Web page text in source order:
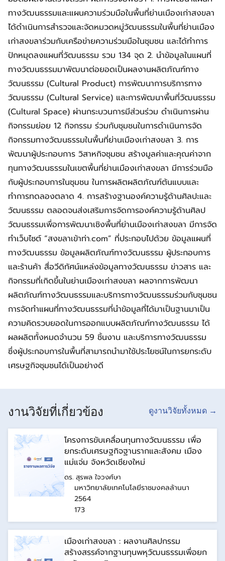
ทางวัฒนธรรมและแผนความร่วมมือในพื้นที่ย่านเมืองเก่าสงขลา
ได้ดำเนินการสำรวจและจัดหมวดหมู่วัฒนธรรมในพื้นที่ย่านเมือง
เก่าสงขลาร่วมกับเครือข่ายความร่วมมือในชุมชน และได้ทำการ
ปักหมุดลงแผนที่วัฒนธรรม รวม 134 จุด 2. นำข้อมูลในแผนที่
ทางวัฒนธรรมมาพัฒนาต่อยอดเป็นผลงานผลิตภัณฑ์ทาง
วัฒนธรรม (Cultural Product) การพัฒนาการบริการทาง
วัฒนธรรม (Cultural Service) และการพัฒนาพื้นที่วัฒนธรรม
(Cultural Space) ผ่านกระบวนการมีส่วนร่วม ดำเนินการผ่าน
กิจกรรมย่อย 12 กิจกรรม ร่วมกับชุมชนในการดำเนินการจัด
กิจกรรมทางวัฒนธรรมในพื้นที่ย่านเมืองเก่าสงขลา 3. การ
พัฒนาผู้ประกอบการ วิสาหกิจชุมชน สร้างมูลค่าและคุณค่าจาก
ทุนทางวัฒนธรรมในเขตพื้นที่ย่านเมืองเก่าสงขลา มีการร่วมมือ
กับผู้ประกอบการในชุมชน ในการผลิตผลิตภัณฑ์ต้นแบบและ
ทำการทดลองตลาด 4. การสร้างฐานองค์ความรู้ด้านศิลปะและ
วัฒนธรรม ตลอดจนส่งเสริมการจัดการองค์ความรู้ด้านศิลป
วัฒนธรรมเพื่อการพัฒนาเชิงพื้นที่ย่านเมืองเก่าสงขลา มีการจัด
ทำเว็บไซต์ “สงขลาเข้าท่า.com” ที่ประกอบไปด้วย ข้อมูลแผนที่
ทางวัฒนธรรม ข้อมูลผลิตภัณฑ์ทางวัฒนธรรม ผู้ประกอบการ
และร้านค้า สื่อวีดิทัศน์แหล่งข้อมูลทางวัฒนธรรม ข่าวสาร และ
กิจกรรมที่เกิดขึ้นในย่านเมืองเก่าสงขลา ผลจากการพัฒนา
ผลิตภัณฑ์ทางวัฒนธรรมและบริการทางวัฒนธรรมร่วมกับชุมชน
การจัดทำแผนที่ทางวัฒนธรรมที่นำข้อมูลที่ได้มาเป็นฐานมาเป็น
ความคิดรวบยอดในการออกแบบผลิตภัณฑ์ทางวัฒนธรรม ได้
ผลผลิตทั้งหมดจำนวน 59 ชิ้นงาน และบริการทางวัฒนธรรม
ซึ่งผู้ประกอบการในพื้นที่สามารถนำมาใช้ประโยชน์ในการยกระดับ
เศรษฐกิจชุมชนได้เป็นอย่างดี
งานวิจัยที่เกี่ยวข้อง ดูงานวิจัยทั้งหมด →
โครงการขับเคลื่อนทุนทางวัฒนธรรม เพื่อ
ยกระดับเศรษฐกิจฐานรากและสังคม เมือง
แม่แจ่ม จังหวัดเชียงใหม่
ดร. สุรพล ใจวงศ์ษา
มหาวิทยาลัยเทคโนโลยีราชมงคลล้านนา
2564
173
เมืองเก่าสงขลา : ผลงานศิลปกรรม
สร้างสรรค์จากฐานทุนพหุวัฒนธรรมเพื่อยก